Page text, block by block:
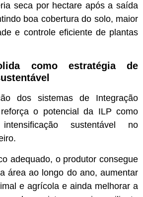
seca por hectare após a saída
boa cobertura do solo, maior
e controle eficiente de plantas
como estratégia de
dos sistemas de Integração
reforça o potencial da ILP como
sustentável no
adequado, o produtor consegue
área ao longo do ano, aumentar
e agrícola e ainda melhorar a